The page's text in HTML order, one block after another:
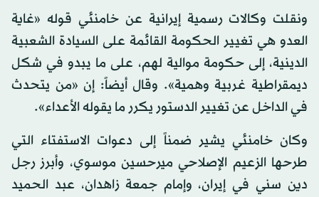
ونقلت وكالات رسمية إيرانية عن خامنئي قوله «غاية
العدو هي تغيير الحكومة القائمة على السيادة الشعبية
الدينية، إلى حكومة موالية لهم، على ما يبدو في شكل
ديمقراطية غربية وهمية». وقال أيضاً: إن «من يتحدث
في الداخل عن تغيير الدستور يكرر ما يقوله الأعداء».
وكان خامنئي يشير ضمناً إلى دعوات الاستفتاء التي
طرحها الزعيم الإصلاحي ميرحسين موسوي، وأبرز رجل
دين سني في إيران، وإمام جمعة زاهدان، عبد الحميد